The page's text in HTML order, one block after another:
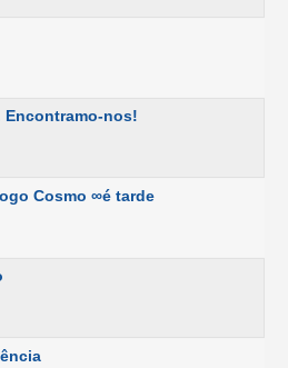
nos!
Cosmo ∞é tarde